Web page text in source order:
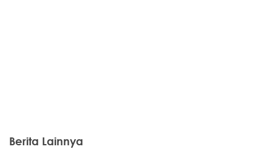
Berita Lainnya